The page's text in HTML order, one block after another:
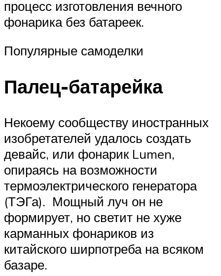
процесс изготовления вечного
фонарика без батареек.
Популярные самоделки
Палец-батарейка
Некоему сообществу иностранных
изобретателей удалось создать
девайс, или фонарик Lumen,
опираясь на возможности
термоэлектрического генератора
(ТЭГа). Мощный луч он не
формирует, но светит не хуже
карманных фонариков из
китайского ширпотреба на всяком
базаре.